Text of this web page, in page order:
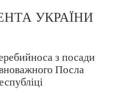
УКРАЇНИ
з посади
Посла